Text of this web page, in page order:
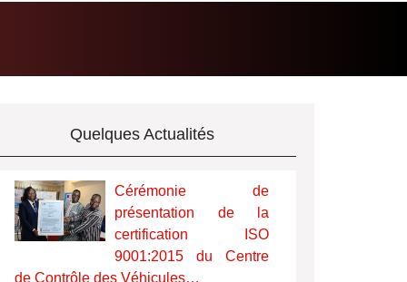
Quelques Actualités
Cérémonie de
présentation de la
certification ISO
9001:2015 du Centre
de Contrôle des Véhicules…